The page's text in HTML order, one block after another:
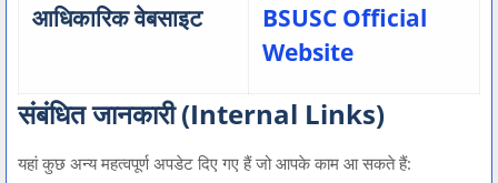
आधिकारिक वेबसाइट
BSUSC Official
Website
संबंधित जानकारी (Internal Links)
यहां कुछ अन्य महत्वपूर्ण अपडेट दिए गए हैं जो आपके काम आ सकते हैं: